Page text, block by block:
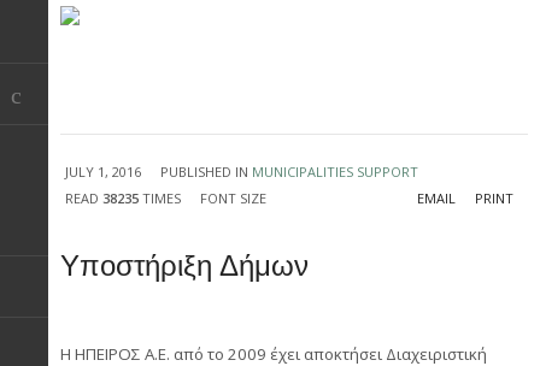
JULY 1, 2016 PUBLISHED IN MUNICIPALITIES SUPPORT
READ 38235 TIMES FONT SIZE PRINT
EMAIL
Υποστήριξη Δήμων
Η ΗΠΕΙΡΟΣ Α.Ε. από το 2009 έχει αποκτήσει Διαχειριστική